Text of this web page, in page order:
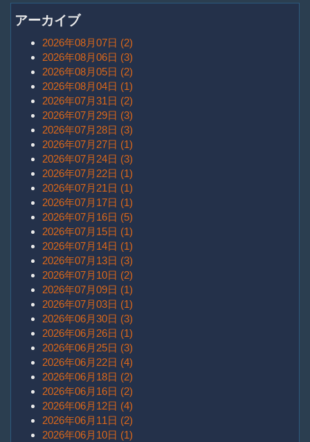
アーカイブ
2026年08月07日 (2)
2026年08月06日 (3)
2026年08月05日 (2)
2026年08月04日 (1)
2026年07月31日 (2)
2026年07月29日 (3)
2026年07月28日 (3)
2026年07月27日 (1)
2026年07月24日 (3)
2026年07月22日 (1)
2026年07月21日 (1)
2026年07月17日 (1)
2026年07月16日 (5)
2026年07月15日 (1)
2026年07月14日 (1)
2026年07月13日 (3)
2026年07月10日 (2)
2026年07月09日 (1)
2026年07月03日 (1)
2026年06月30日 (3)
2026年06月26日 (1)
2026年06月25日 (3)
2026年06月22日 (4)
2026年06月18日 (2)
2026年06月16日 (2)
2026年06月12日 (4)
2026年06月11日 (2)
2026年06月10日 (1)